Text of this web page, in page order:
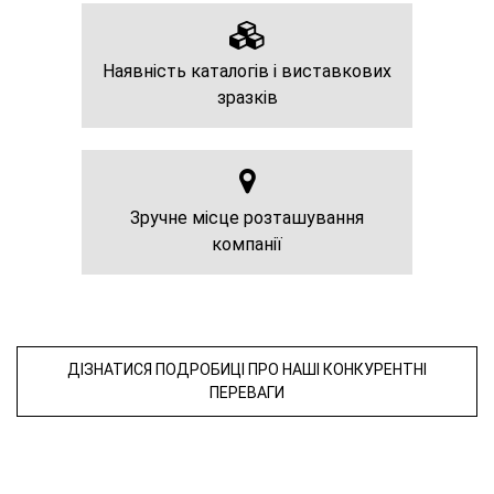
Наявність каталогів і виставкових
зразків
Зручне місце розташування
компанії
ДІЗНАТИСЯ ПОДРОБИЦІ ПРО НАШІ КОНКУРЕНТНІ
ПЕРЕВАГИ